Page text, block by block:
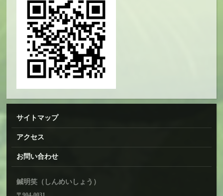
サイトマップ
アクセス
お問い合わせ
鍼明笑（しんめいしょう）